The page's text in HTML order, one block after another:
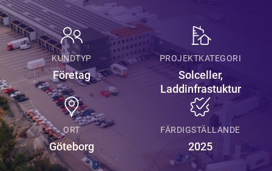
Karriär
Jobb
Kontakt
KUNDTYP
Företag
PROJEKTKATEGORI
Solceller,
Laddinfrastuktur
ORT
Göteborg
FÄRDIGSTÄLLANDE
2025